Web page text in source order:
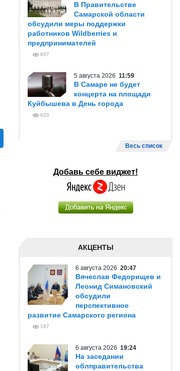
В Правительстве
Самарской области
обсудили меры поддержки
работников Wildberries и
предпринимателей
807
5 августа 2026 11:59
В Самаре не будет
концерта на площади
Куйбышева в День города
620
Весь список
Добавь себе виджет!
АКЦЕНТЫ
6 августа 2026 20:47
Вячеслав Федорищев и
Леонид Симановский
обсудили
перспективное
развитие Самарского региона
187
6 августа 2026 19:24
На заседании
облправительства